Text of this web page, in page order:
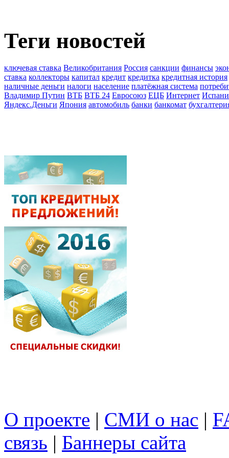
Теги новостей
ключевая ставка Великобритания Россия санкции финансы
ставка коллекторы капитал кредит кредитка кредитная история
наличные деньги налоги население платёжная система
Владимир Путин ВТБ ВТБ 24 Евросоюз ЕЦБ Интернет
Яндекс.Деньги Япония автомобиль банки банкомат
О проекте | СМИ о нас |
связь | Баннеры сайта